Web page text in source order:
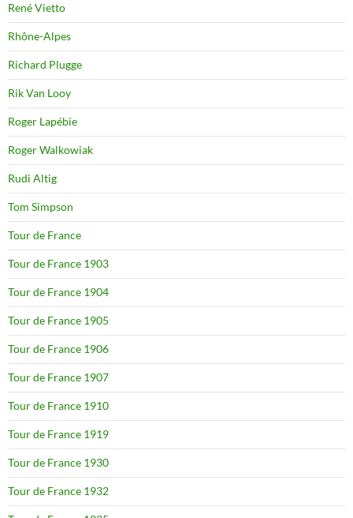
René Vietto
Rhône-Alpes
Richard Plugge
Rik Van Looy
Roger Lapébie
Roger Walkowiak
Rudi Altig
Tom Simpson
Tour de France
Tour de France 1903
Tour de France 1904
Tour de France 1905
Tour de France 1906
Tour de France 1907
Tour de France 1910
Tour de France 1919
Tour de France 1930
Tour de France 1932